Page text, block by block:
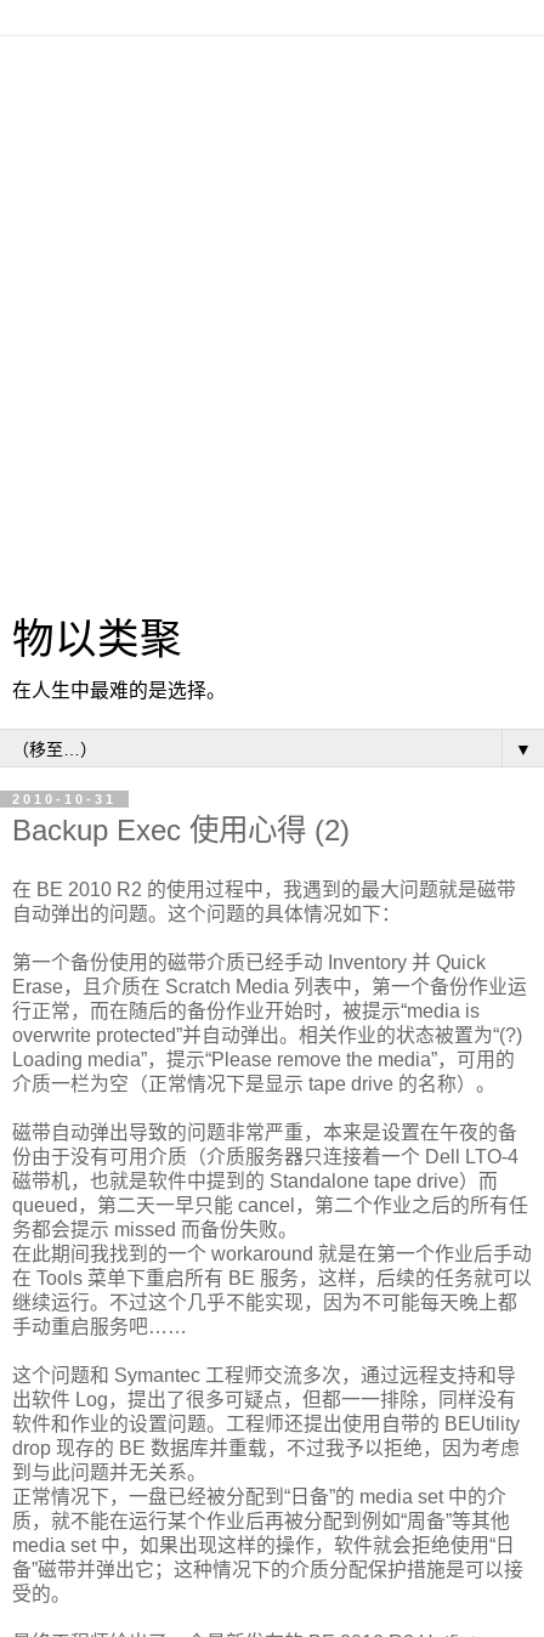
物以类聚
在人生中最难的是选择。
▼
2010-10-31
Backup Exec 使用心得 (2)
在 BE 2010 R2 的使用过程中，我遇到的最大问题就是磁带
自动弹出的问题。这个问题的具体情况如下：
第一个备份使用的磁带介质已经手动 Inventory 并 Quick
Erase，且介质在 Scratch Media 列表中，第一个备份作业运
行正常，而在随后的备份作业开始时，被提示“media is
overwrite protected”并自动弹出。相关作业的状态被置为“(?)
Loading media”，提示“Please remove the media”，可用的
介质一栏为空（正常情况下是显示 tape drive 的名称）。
磁带自动弹出导致的问题非常严重，本来是设置在午夜的备
份由于没有可用介质（介质服务器只连接着一个 Dell LTO-4
磁带机，也就是软件中提到的 Standalone tape drive）而
queued，第二天一早只能 cancel，第二个作业之后的所有任
务都会提示 missed 而备份失败。
在此期间我找到的一个 workaround 就是在第一个作业后手动
在 Tools 菜单下重启所有 BE 服务，这样，后续的任务就可以
继续运行。不过这个几乎不能实现，因为不可能每天晚上都
手动重启服务吧……
这个问题和 Symantec 工程师交流多次，通过远程支持和导
出软件 Log，提出了很多可疑点，但都一一排除，同样没有
软件和作业的设置问题。工程师还提出使用自带的 BEUtility
drop 现存的 BE 数据库并重载，不过我予以拒绝，因为考虑
到与此问题并无关系。
正常情况下，一盘已经被分配到“日备”的 media set 中的介
质，就不能在运行某个作业后再被分配到例如“周备”等其他
media set 中，如果出现这样的操作，软件就会拒绝使用“日
备”磁带并弹出它；这种情况下的介质分配保护措施是可以接
受的。